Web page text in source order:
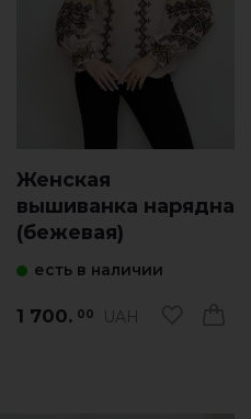
Женская
вышиванка нарядна
(бежевая)
есть в наличии
1 700. 00 UAH